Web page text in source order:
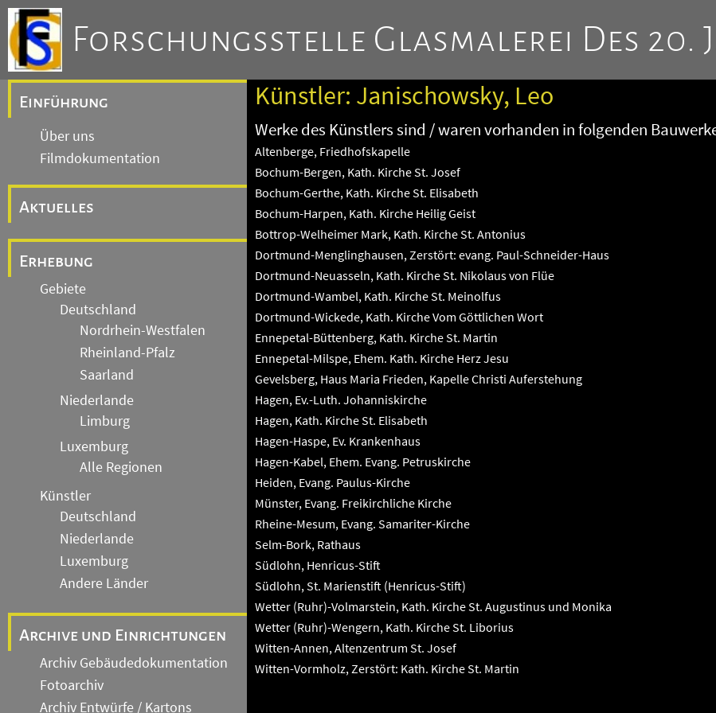
Forschungsstelle Glasmalerei Des 20.
Einführung
Über uns
Filmdokumentation
Aktuelles
Erhebung
Gebiete
Deutschland
Nordrhein-Westfalen
Rheinland-Pfalz
Saarland
Niederlande
Limburg
Luxemburg
Alle Regionen
Künstler
Deutschland
Niederlande
Luxemburg
Andere Länder
Archive und Einrichtungen
Archiv Gebäudedokumentation
Fotoarchiv
Archiv Entwürfe / Kartons
Künstler: Janischowsky, Leo
Werke des Künstlers sind / waren vorhanden in folgenden
Altenberge, Friedhofskapelle
Bochum-Bergen, Kath. Kirche St. Josef
Bochum-Gerthe, Kath. Kirche St. Elisabeth
Bochum-Harpen, Kath. Kirche Heilig Geist
Bottrop-Welheimer Mark, Kath. Kirche St. Antonius
Dortmund-Menglinghausen, Zerstört: evang. Paul-Schneider-Haus
Dortmund-Neuasseln, Kath. Kirche St. Nikolaus von Flüe
Dortmund-Wambel, Kath. Kirche St. Meinolfus
Dortmund-Wickede, Kath. Kirche Vom Göttlichen Wort
Ennepetal-Büttenberg, Kath. Kirche St. Martin
Ennepetal-Milspe, Ehem. Kath. Kirche Herz Jesu
Gevelsberg, Haus Maria Frieden, Kapelle Christi Auferstehung
Hagen, Ev.-Luth. Johanniskirche
Hagen, Kath. Kirche St. Elisabeth
Hagen-Haspe, Ev. Krankenhaus
Hagen-Kabel, Ehem. Evang. Petruskirche
Heiden, Evang. Paulus-Kirche
Münster, Evang. Freikirchliche Kirche
Rheine-Mesum, Evang. Samariter-Kirche
Selm-Bork, Rathaus
Südlohn, Henricus-Stift
Südlohn, St. Marienstift (Henricus-Stift)
Wetter (Ruhr)-Volmarstein, Kath. Kirche St. Augustinus und Monika
Wetter (Ruhr)-Wengern, Kath. Kirche St. Liborius
Witten-Annen, Altenzentrum St. Josef
Witten-Vormholz, Zerstört: Kath. Kirche St. Martin